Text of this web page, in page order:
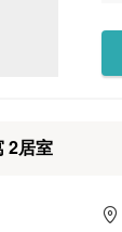
2居室